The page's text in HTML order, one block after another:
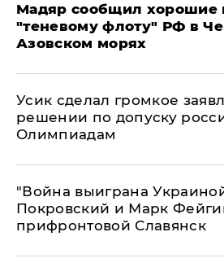
Мадяр сообщил хорошие
"теневому флоту" РФ в
Азовском морях
Усик сделал громкое
решении по допуску
Олимпиадам
"Война выиграна
Покровский и Марк
прифронтовой Славянск